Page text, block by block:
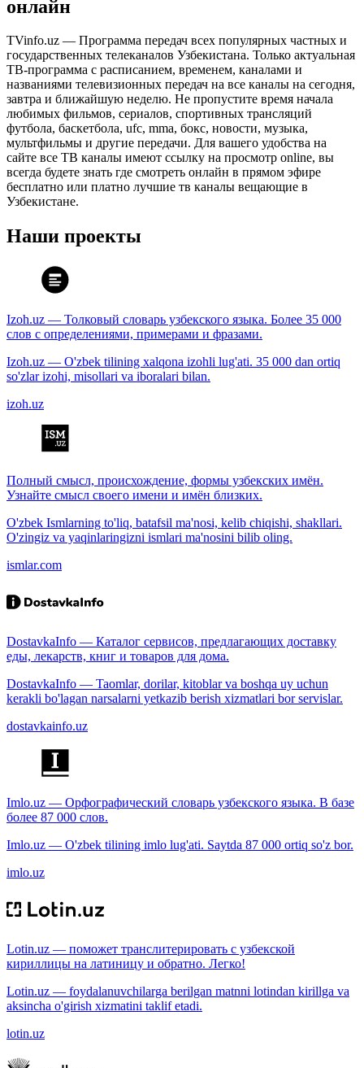
онлайн
TVinfo.uz — Программа передач всех популярных частных и
государственных телеканалов Узбекистана. Только актуальная
ТВ-программа с расписанием, временем, каналами и
названиями телевизионных передач на все каналы на сегодня,
завтра и ближайшую неделю. Не пропустите время начала
любимых фильмов, сериалов, спортивных трансляций
футбола, баскетбола, ufc, mma, бокс, новости, музыка,
мультфильмы и другие передачи. Для вашего удобства на
сайте все ТВ каналы имеют ссылку на просмотр online, вы
всегда будете знать где смотреть онлайн в прямом эфире
бесплатно или платно лучшие тв каналы вещающие в
Узбекистане.
Наши проекты
Izoh.uz — Толковый словарь узбекского языка. Более 35 000
слов с определениями, примерами и фразами.
Izoh.uz — O'zbek tilining xalqona izohli lug'ati. 35 000 dan ortiq
so'zlar izohi, misollari va iboralari bilan.
izoh.uz
Полный смысл, происхождение, формы узбекских имён.
Узнайте смысл своего имени и имён близких.
O'zbek Ismlarning to'liq, batafsil ma'nosi, kelib chiqishi, shakllari.
O'zingiz va yaqinlaringizni ismlari ma'nosini bilib oling.
ismlar.com
DostavkaInfo — Каталог сервисов, предлагающих доставку
еды, лекарств, книг и товаров для дома.
DostavkaInfo — Taomlar, dorilar, kitoblar va boshqa uy uchun
kerakli bo'lagan narsalarni yetkazib berish xizmatlari bor servislar.
dostavkainfo.uz
Imlo.uz — Орфографический словарь узбекского языка. В базе
более 87 000 слов.
Imlo.uz — O'zbek tilining imlo lug'ati. Saytda 87 000 ortiq so'z bor.
imlo.uz
Lotin.uz — поможет транслитерировать с узбекской
кириллицы на латиницу и обратно. Легко!
Lotin.uz — foydalanuvchilarga berilgan matnni lotindan kirillga va
aksincha o'girish xizmatini taklif etadi.
lotin.uz